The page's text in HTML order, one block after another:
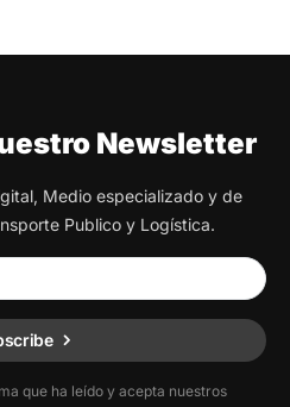
Newsletter
Medio especializado y de
Publico y Logística.
que ha leído y acepta nuestros